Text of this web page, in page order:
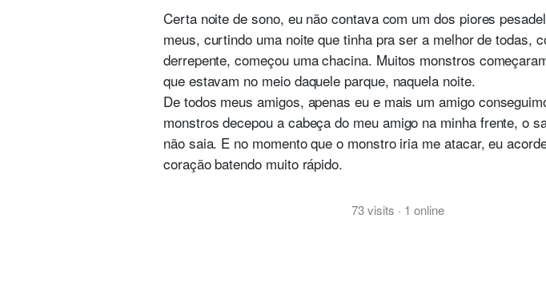
Certa noite de sono, eu não contava com um dos piores
meus, curtindo uma noite que tinha pra ser a melhor de todas,
derrepente, começou uma chacina. Muitos monstros
que estavam no meio daquele parque, naquela noite.
De todos meus amigos, apenas eu e mais um amigo
monstros decepou a cabeça do meu amigo na minha frente, o
não saia. E no momento que o monstro iria me atacar, eu
coração batendo muito rápido.
73visits · 1 online